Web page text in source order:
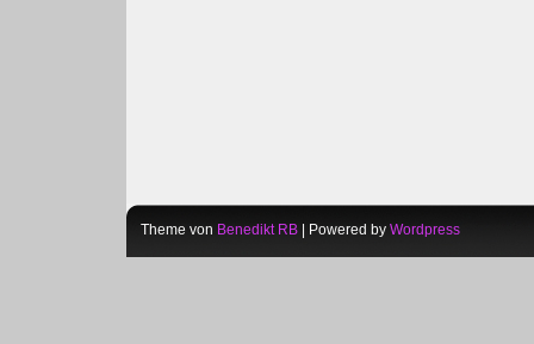
Theme von Benedikt RB | Powered by Wordpress